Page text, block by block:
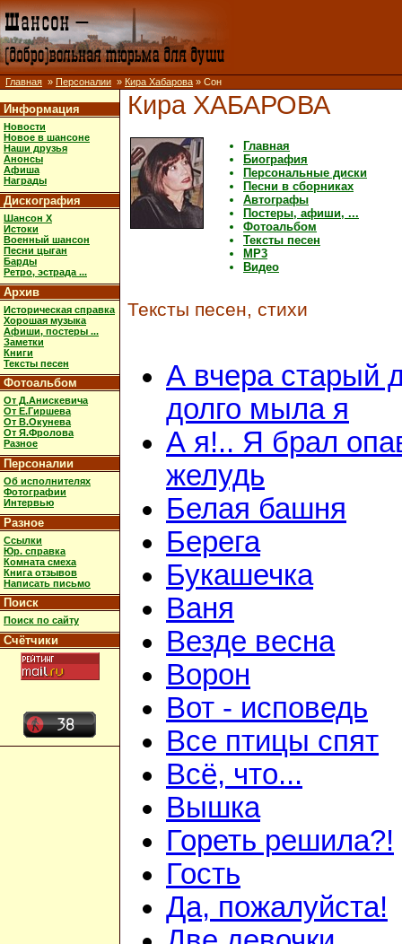
Главная » Персоналии » Кира Хабарова » Сон
Информация
Новости
Новое в шансоне
Наши друзья
Анонсы
Афиша
Награды
Дискография
Шансон X
Истоки
Военный шансон
Песни цыган
Барды
Ретро, эстрада ...
Архив
Историческая справка
Хорошая музыка
Афиши, постеры ...
Заметки
Книги
Тексты песен
Фотоальбом
От Д.Анискевича
От Е.Гиршева
От В.Окунева
От Я.Фролова
Разное
Персоналии
Об исполнителях
Фотографии
Интервью
Разное
Ссылки
Юр. справка
Комната смеха
Книга отзывов
Написать письмо
Поиск
Поиск по сайту
Счётчики
Кира ХАБАРОВА
Главная
Биография
Персональные диски
Песни в сборниках
Автографы
Постеры, афиши, ...
Фотоальбом
Тексты песен
MP3
Видео
Тексты песен, стихи
А вчера старый
долго мыла я
А я!.. Я брал
желудь
Белая башня
Берега
Букашечка
Ваня
Везде весна
Ворон
Вот - исповедь
Все птицы спят
Всё, что...
Вышка
Гореть решила?!
Гость
Да, пожалуйста!